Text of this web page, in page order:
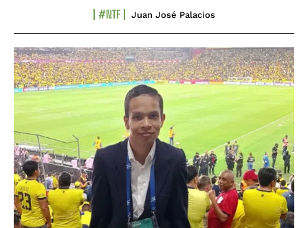
#NTF Juan José Palacios